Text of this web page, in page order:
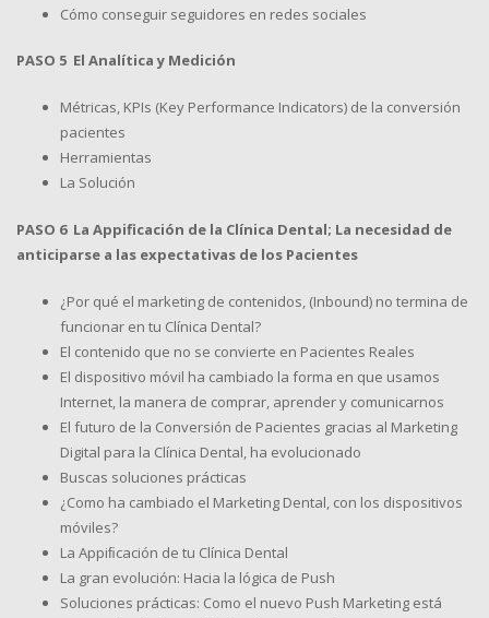
Cómo conseguir seguidores en redes sociales
PASO 5 El Analítica y Medición
Métricas, KPIs (Key Performance Indicators) de la conversión
pacientes
Herramientas
La Solución
PASO 6 La Appificación de la Clínica Dental; La necesidad de
anticiparse a las expectativas de los Pacientes
¿Por qué el marketing de contenidos, (Inbound) no termina de
funcionar en tu Clínica Dental?
El contenido que no se convierte en Pacientes Reales
El dispositivo móvil ha cambiado la forma en que usamos
Internet, la manera de comprar, aprender y comunicarnos
El futuro de la Conversión de Pacientes gracias al Marketing
Digital para la Clínica Dental, ha evolucionado
Buscas soluciones prácticas
¿Como ha cambiado el Marketing Dental, con los dispositivos
móviles?
La Appiﬁcación de tu Clínica Dental
La gran evolución: Hacia la lógica de Push
Soluciones prácticas: Como el nuevo Push Marketing está